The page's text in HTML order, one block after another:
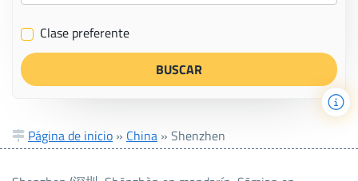
✔ Clase preferente
Página de inicio » China » Shenzhen